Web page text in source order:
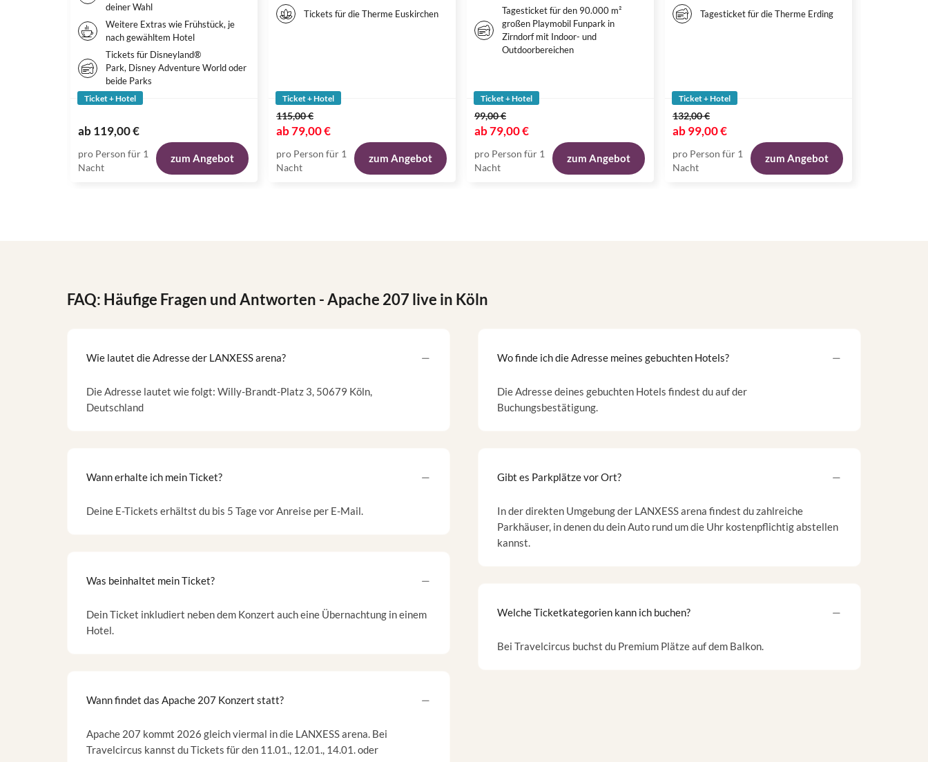
deiner Wahl
Weitere Extras wie Frühstück, je
nach gewähltem Hotel
Tickets für Disneyland®
Park, Disney Adventure World oder
beide Parks
Ticket + Hotel
ab119,00 €
pro Person für 1
Nacht
zum Angebot
Tickets für die Therme Euskirchen
Ticket + Hotel
115,00 €
ab79,00 €
pro Person für 1
Nacht
zum Angebot
Tagesticket für den 90.000 m²
großen Playmobil Funpark in
Zirndorf mit Indoor- und
Outdoorbereichen
Ticket + Hotel
99,00 €
ab79,00 €
pro Person für 1
Nacht
zum Angebot
Tagesticket für die Therme Erding
Ticket + Hotel
132,00 €
ab99,00 €
pro Person für 1
Nacht
zum Angebot
FAQ: Häufige Fragen und Antworten - Apache 207 live in Köln
Wie lautet die Adresse der LANXESS arena?
Die Adresse lautet wie folgt: Willy-Brandt-Platz 3, 50679 Köln,
Deutschland
Wann erhalte ich mein Ticket?
Deine E-Tickets erhältst du bis 5 Tage vor Anreise per E-Mail.
Was beinhaltet mein Ticket?
Dein Ticket inkludiert neben dem Konzert auch eine Übernachtung in einem
Hotel.
Wann findet das Apache 207 Konzert statt?
Apache 207 kommt 2026 gleich viermal in die LANXESS arena. Bei
Travelcircus kannst du Tickets für den 11.01., 12.01., 14.01. oder
Wo finde ich die Adresse meines gebuchten Hotels?
Die Adresse deines gebuchten Hotels findest du auf der
Buchungsbestätigung.
Gibt es Parkplätze vor Ort?
In der direkten Umgebung der LANXESS arena findest du zahlreiche
Parkhäuser, in denen du dein Auto rund um die Uhr kostenpflichtig abstellen
kannst.
Welche Ticketkategorien kann ich buchen?
Bei Travelcircus buchst du Premium Plätze auf dem Balkon.